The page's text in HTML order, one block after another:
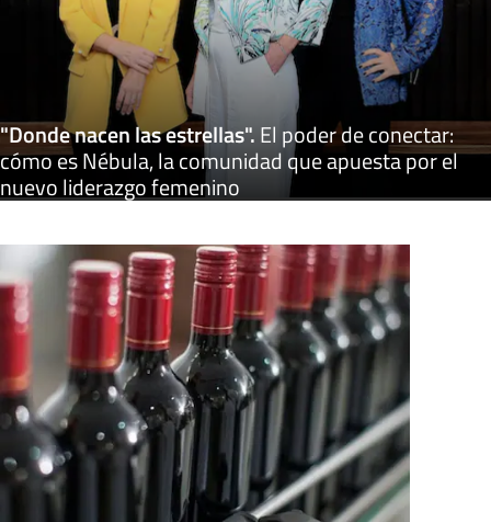
"Donde nacen las estrellas".El poder de conectar:
cómo es Nébula, la comunidad que apuesta por el
nuevo liderazgo femenino